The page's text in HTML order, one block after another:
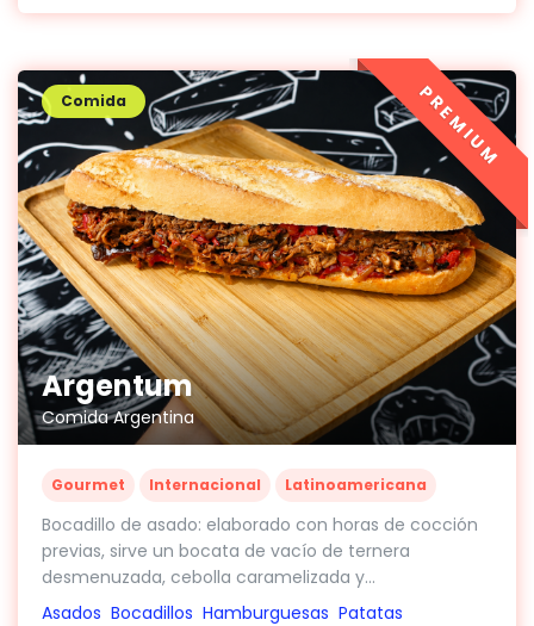
Argentum
Comida Argentina
Comida
Gourmet Internacional Latinoamericana
Bocadillo de asado: elaborado con horas de cocción
previas, sirve un bocata de vacío de ternera
desmenuzada, cebolla caramelizada y...
Asados Bocadillos Hamburguesas Patatas
PREMIUM